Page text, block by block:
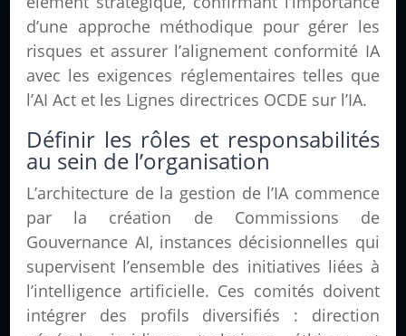
d’une approche méthodique pour gérer les
risques et assurer l’alignement conformité IA
avec les exigences réglementaires telles que
l’AI Act et les Lignes directrices OCDE sur l’IA.
Définir les rôles et responsabilités
au sein de l’organisation
L’architecture de la gestion de l’IA commence
par la création de Commissions de
Gouvernance AI, instances décisionnelles qui
supervisent l’ensemble des initiatives liées à
l’intelligence artificielle. Ces comités doivent
intégrer des profils diversifiés : direction